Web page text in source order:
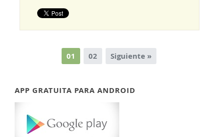
01 02 Siguiente »
APP GRATUITA PARA ANDROID